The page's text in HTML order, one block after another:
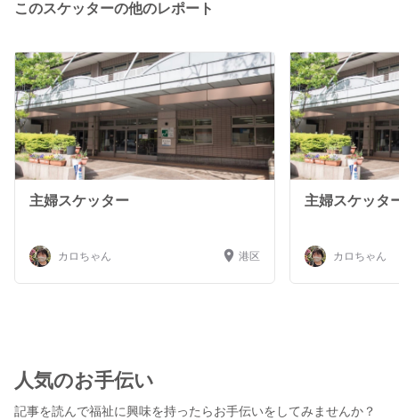
このスケッターの他のレポート
主婦スケッター
カロちゃん 港区
主婦スケッタ
カロちゃん
人気のお手伝い
記事を読んで福祉に興味を持ったらお手伝いをしてみませんか？